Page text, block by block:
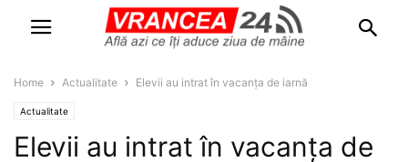
Home Actualitate Elevii au intrat în vacanța de iarnă
Actualitate
Elevii au intrat în vacanța de